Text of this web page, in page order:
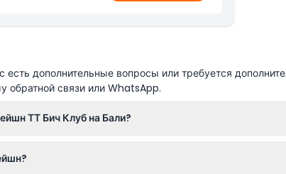
дополнительные вопросы или требуется
обратной связи или WhatsApp.
ТТ Бич Клуб на Бали?